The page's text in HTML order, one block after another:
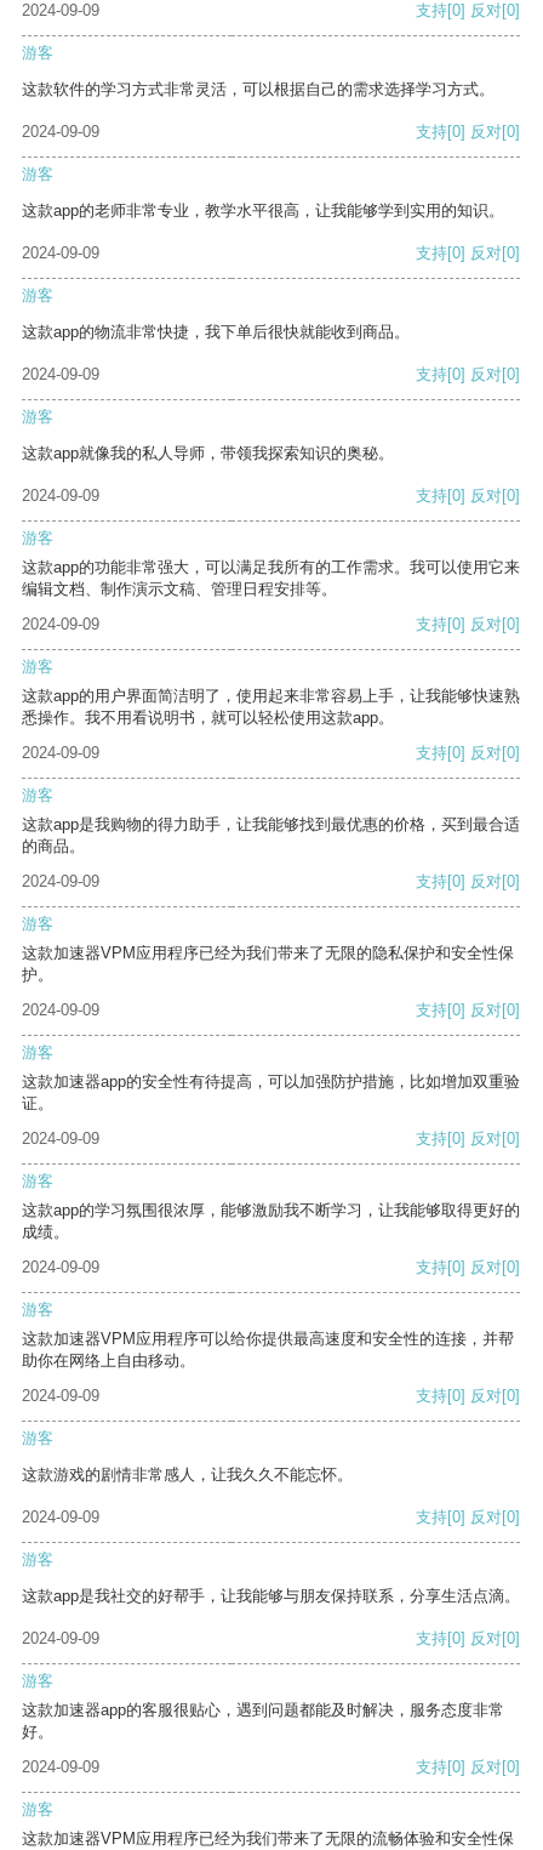
2024-09-09 支持[0] 反对[0]
游客
这款软件的学习方式非常灵活，可以根据自己的需求选择学习方式。
2024-09-09 支持[0] 反对[0]
游客
这款app的老师非常专业，教学水平很高，让我能够学到实用的知识。
2024-09-09 支持[0] 反对[0]
游客
这款app的物流非常快捷，我下单后很快就能收到商品。
2024-09-09 支持[0] 反对[0]
游客
这款app就像我的私人导师，带领我探索知识的奥秘。
2024-09-09 支持[0] 反对[0]
游客
这款app的功能非常强大，可以满足我所有的工作需求。我可以使用它来
编辑文档、制作演示文稿、管理日程安排等。
2024-09-09
支持[0] 反对[0]
游客
这款app的用户界面简洁明了，使用起来非常容易上手，让我能够快速熟
悉操作。我不用看说明书，就可以轻松使用这款app。
2024-09-09
支持[0] 反对[0]
游客
这款app是我购物的得力助手，让我能够找到最优惠的价格，买到最合适
的商品。
2024-09-09
支持[0] 反对[0]
游客
这款加速器VPM应用程序已经为我们带来了无限的隐私保护和安全性保
护。
2024-09-09
支持[0] 反对[0]
游客
这款加速器app的安全性有待提高，可以加强防护措施，比如增加双重验
证。
2024-09-09
支持[0] 反对[0]
游客
这款app的学习氛围很浓厚，能够激励我不断学习，让我能够取得更好的
成绩。
2024-09-09
支持[0] 反对[0]
游客
这款加速器VPM应用程序可以给你提供最高速度和安全性的连接，并帮
助你在网络上自由移动。
2024-09-09
支持[0] 反对[0]
游客
这款游戏的剧情非常感人，让我久久不能忘怀。
2024-09-09 支持[0] 反对[0]
游客
这款app是我社交的好帮手，让我能够与朋友保持联系，分享生活点滴。
2024-09-09 支持[0] 反对[0]
游客
这款加速器app的客服很贴心，遇到问题都能及时解决，服务态度非常
好。
2024-09-09
支持[0] 反对[0]
游客
这款加速器VPM应用程序已经为我们带来了无限的流畅体验和安全性保